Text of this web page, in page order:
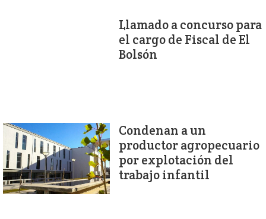
Llamado a concurso para
el cargo de Fiscal de El
Bolsón
Condenan a un
productor agropecuario
por explotación del
trabajo infantil